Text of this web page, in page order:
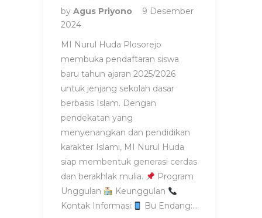
by Agus Priyono
9 Desember
2024
MI Nurul Huda Plosorejo
membuka pendaftaran siswa
baru tahun ajaran 2025/2026
untuk jenjang sekolah dasar
berbasis Islam. Dengan
pendekatan yang
menyenangkan dan pendidikan
karakter Islami, MI Nurul Huda
siap membentuk generasi cerdas
dan berakhlak mulia.
Program
Unggulan
Keunggulan
Kontak Informasi:
Bu Endang:…